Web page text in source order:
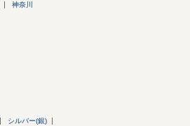
神奈川
シルバー(銀)